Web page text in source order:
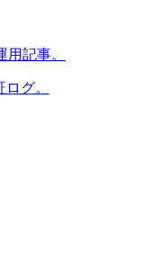
記事。
グ。